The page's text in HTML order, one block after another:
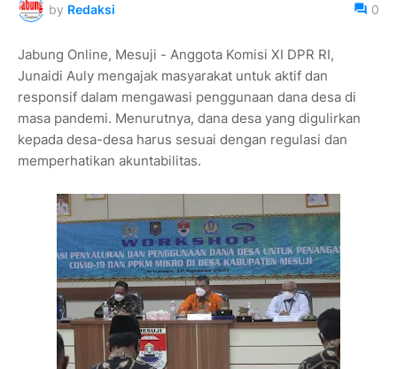
by Redaksi 0
Jabung Online, Mesuji - Anggota Komisi XI DPR RI,
Junaidi Auly mengajak masyarakat untuk aktif dan
responsif dalam mengawasi penggunaan dana desa di
masa pandemi. Menurutnya, dana desa yang digulirkan
kepada desa-desa harus sesuai dengan regulasi dan
memperhatikan akuntabilitas.